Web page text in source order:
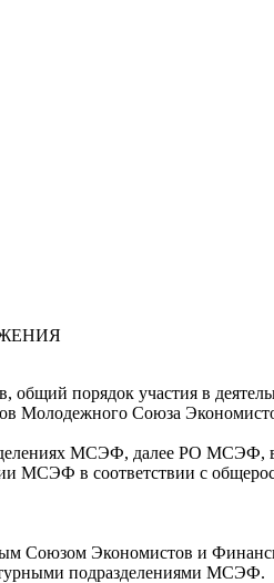
общий порядок участия в
Молодежного Союза
МСЭФ, далее РО МСЭФ,
МСЭФ в соответствии с
Союзом Экономистов и
подразделениями МСЭФ.